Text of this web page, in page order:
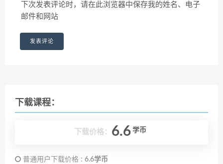
下次发表评论时，请在此浏览器中保存我的姓名、电子
邮件和网站
下载课程：
下载价格： 6.6 学币
普通用户下载价格 : 6.6学币